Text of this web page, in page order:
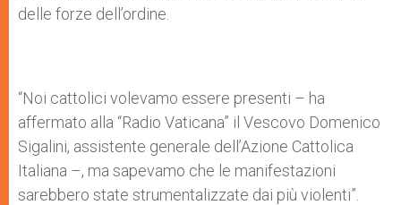
delle forze dell’ordine.
“Noi cattolici volevamo essere presenti – ha
affermato alla “Radio Vaticana” il Vescovo Domenico
Sigalini, assistente generale dell’Azione Cattolica
Italiana –, ma sapevamo che le manifestazioni
sarebbero state strumentalizzate dai più violenti”.